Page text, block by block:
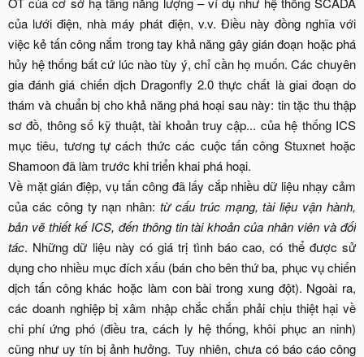
của lưới điện, nhà máy phát điện, v.v. Điều này đồng nghĩa với
việc kẻ tấn công nắm trong tay khả năng gây gián đoạn hoặc phá
hủy hệ thống bất cứ lúc nào tùy ý, chỉ cần họ muốn. Các chuyên
gia đánh giá chiến dịch Dragonfly 2.0 thực chất là giai đoạn do
thám và chuẩn bị cho khả năng phá hoại sau này: tin tặc thu thập
sơ đồ, thông số kỹ thuật, tài khoản truy cập... của hệ thống ICS
mục tiêu, tương tự cách thức các cuộc tấn công Stuxnet hoặc
Shamoon đã làm trước khi triển khai phá hoại.
Về mặt gián điệp, vụ tấn công đã lấy cắp nhiều dữ liệu nhạy cảm
của các công ty nạn nhân:từ cấu trúc mạng, tài liệu vận hành,
bản vẽ thiết kế ICS, đến thông tin tài khoản của nhân viên và đối
tác. Những dữ liệu này có giá trị tình báo cao, có thể được sử
dụng cho nhiều mục đích xấu (bán cho bên thứ ba, phục vụ chiến
dịch tấn công khác hoặc làm con bài trong xung đột). Ngoài ra,
các doanh nghiệp bị xâm nhập chắc chắn phải chịu thiệt hại về
chi phí ứng phó (điều tra, cách ly hệ thống, khôi phục an ninh)
cũng như uy tín bị ảnh hưởng. Tuy nhiên, chưa có báo cáo công